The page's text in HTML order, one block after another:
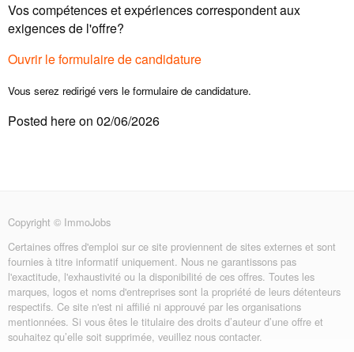
Vos compétences et expériences correspondent aux
exigences de l'offre?
Ouvrir le formulaire de candidature
Vous serez redirigé vers le formulaire de candidature.
Posted here on 02/06/2026
Copyright © ImmoJobs
Certaines offres d'emploi sur ce site proviennent de sites externes et sont
fournies à titre informatif uniquement. Nous ne garantissons pas
l'exactitude, l'exhaustivité ou la disponibilité de ces offres. Toutes les
marques, logos et noms d'entreprises sont la propriété de leurs détenteurs
respectifs. Ce site n'est ni affilié ni approuvé par les organisations
mentionnées. Si vous êtes le titulaire des droits d’auteur d’une offre et
souhaitez qu’elle soit supprimée, veuillez nous contacter.